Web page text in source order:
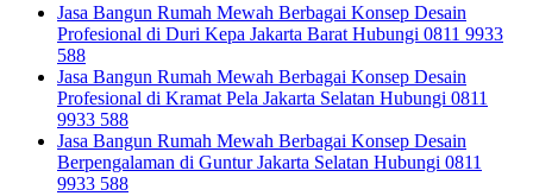
Jasa Bangun Rumah Mewah Berbagai Konsep Desain
Profesional di Duri Kepa Jakarta Barat Hubungi 0811 9933
588
Jasa Bangun Rumah Mewah Berbagai Konsep Desain
Profesional di Kramat Pela Jakarta Selatan Hubungi 0811
9933 588
Jasa Bangun Rumah Mewah Berbagai Konsep Desain
Berpengalaman di Guntur Jakarta Selatan Hubungi 0811
9933 588